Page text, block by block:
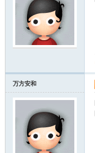
万方安和